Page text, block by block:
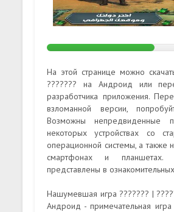
На этой странице можно
??????? на Андроид или
разработчика приложения.
взломанной версии,
Возможны непредвиденные
некоторых устройствах со
операционной системы, а также
смартфонах и планшетах.
представлены в
Нашумевшая игра ??????? |
Андроид - примечательная игра